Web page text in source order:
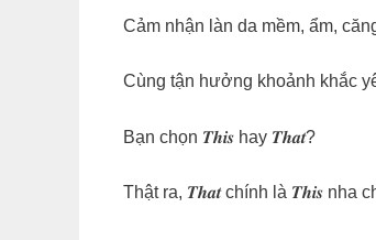
Cảm nhận làn da mềm, ẩm,
Cùng tận hưởng khoảnh khắc
Bạn chọn 𝑻𝒉𝒊𝒔 hay 𝑻𝒉𝒂𝒕?
Thật ra, 𝑻𝒉𝒂𝒕 chính là 𝑻𝒉𝒊𝒔 nha